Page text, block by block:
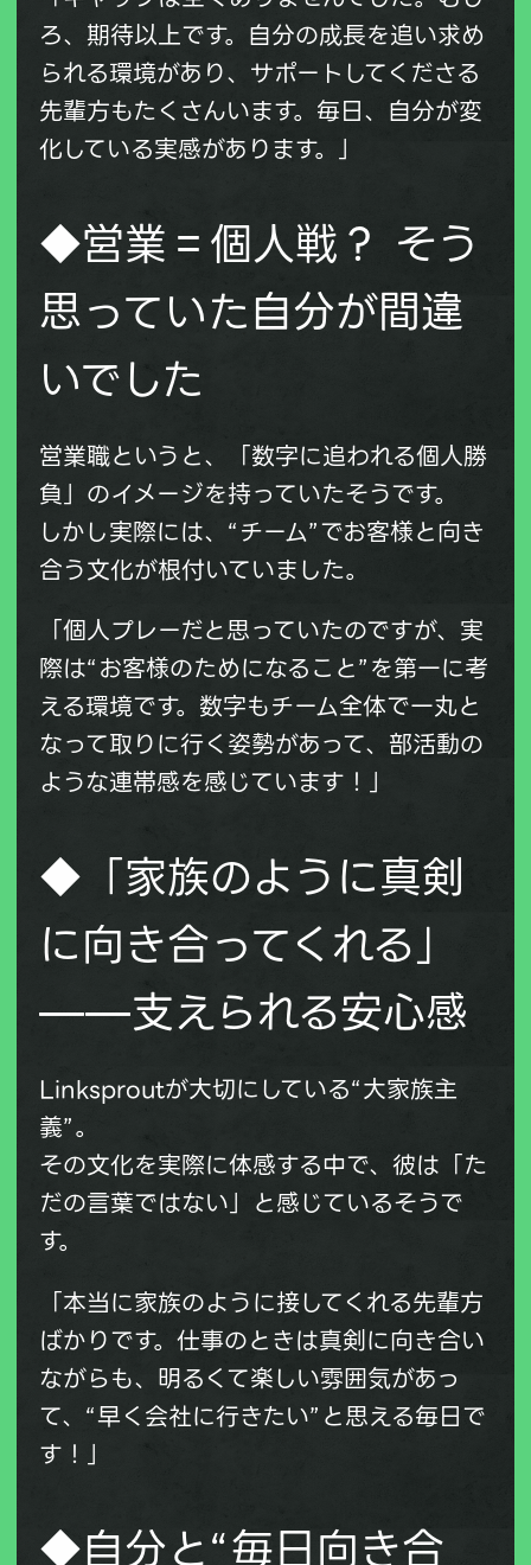
ろ、期待以上です。自分の成長を追い求め
られる環境があり、サポートしてくださる
先輩方もたくさんいます。毎日、自分が変
化している実感があります。」
◆営業＝個人戦？ そう
思っていた自分が間違
いでした
営業職というと、「数字に追われる個人勝
負」のイメージを持っていたそうです。
しかし実際には、“チーム”でお客様と向き
合う文化が根付いていました。
「個人プレーだと思っていたのですが、実
際は“お客様のためになること”を第一に考
える環境です。数字もチーム全体で一丸と
なって取りに行く姿勢があって、部活動の
ような連帯感を感じています！」
◆「家族のように真剣
に向き合ってくれる」
——支えられる安心感
Linksproutが大切にしている“大家族主
義”。
その文化を実際に体感する中で、彼は「た
だの言葉ではない」と感じているそうで
す。
「本当に家族のように接してくれる先輩方
ばかりです。仕事のときは真剣に向き合い
ながらも、明るくて楽しい雰囲気があっ
て、“早く会社に行きたい”と思える毎日で
す！」
◆自分と“毎日向き合